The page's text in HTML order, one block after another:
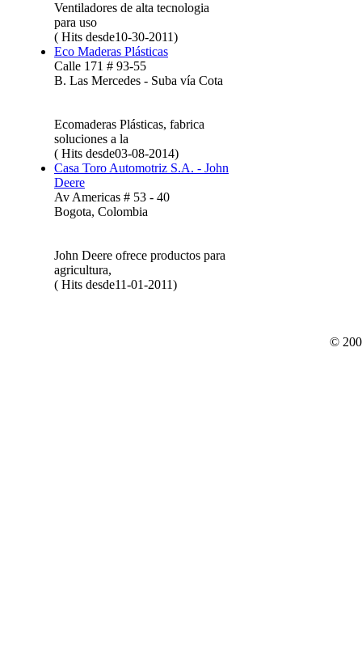
Ventiladores de alta tecnologia
para uso
( Hits desde10-30-2011)
Eco Maderas Plásticas
Calle 171 # 93-55
B. Las Mercedes - Suba vía Cota
Ecomaderas Plásticas, fabrica
soluciones a la
( Hits desde03-08-2014)
Casa Toro Automotriz S.A. - John
Deere
Av Americas # 53 - 40
Bogota, Colombia
John Deere ofrece productos para
agricultura,
( Hits desde11-01-2011)
©